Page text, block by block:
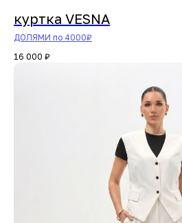
куртка VESNA
ДОЛЯМИ по 4000₽
16 000 ₽